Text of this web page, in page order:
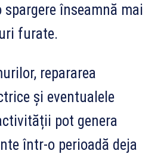
spargere înseamnă mai
furate.
repararea
și eventualele
pot genera
într-o perioadă deja